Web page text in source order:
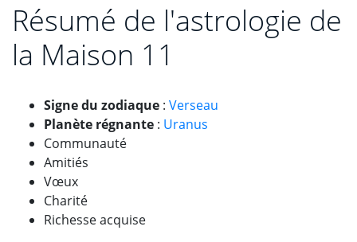
Résumé de l'astrologie de
la Maison 11
Signe du zodiaque : Verseau
Planète régnante : Uranus
Communauté
Amitiés
Vœux
Charité
Richesse acquise